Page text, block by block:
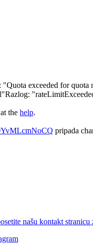
exceeded for
the help.
pripada
našu kontakt stranicu